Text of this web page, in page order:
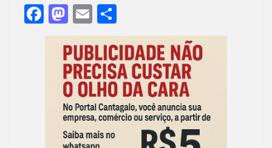
F
ac
M
as
to
d
o
n
E
m
ai
l
h
ar
e